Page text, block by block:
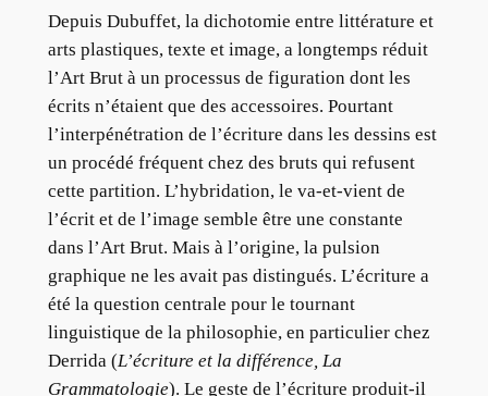
Depuis Dubuffet, la dichotomie entre littérature et
arts plastiques, texte et image, a longtemps réduit
l’Art Brut à un processus de figuration dont les
écrits n’étaient que des accessoires. Pourtant
l’interpénétration de l’écriture dans les dessins est
un procédé fréquent chez des bruts qui refusent
cette partition. L’hybridation, le va-et-vient de
l’écrit et de l’image semble être une constante
dans l’Art Brut. Mais à l’origine, la pulsion
graphique ne les avait pas distingués. L’écriture a
été la question centrale pour le tournant
linguistique de la philosophie, en particulier chez
Derrida (L’écriture et la différence, La
Grammatologie). Le geste de l’écriture produit-il